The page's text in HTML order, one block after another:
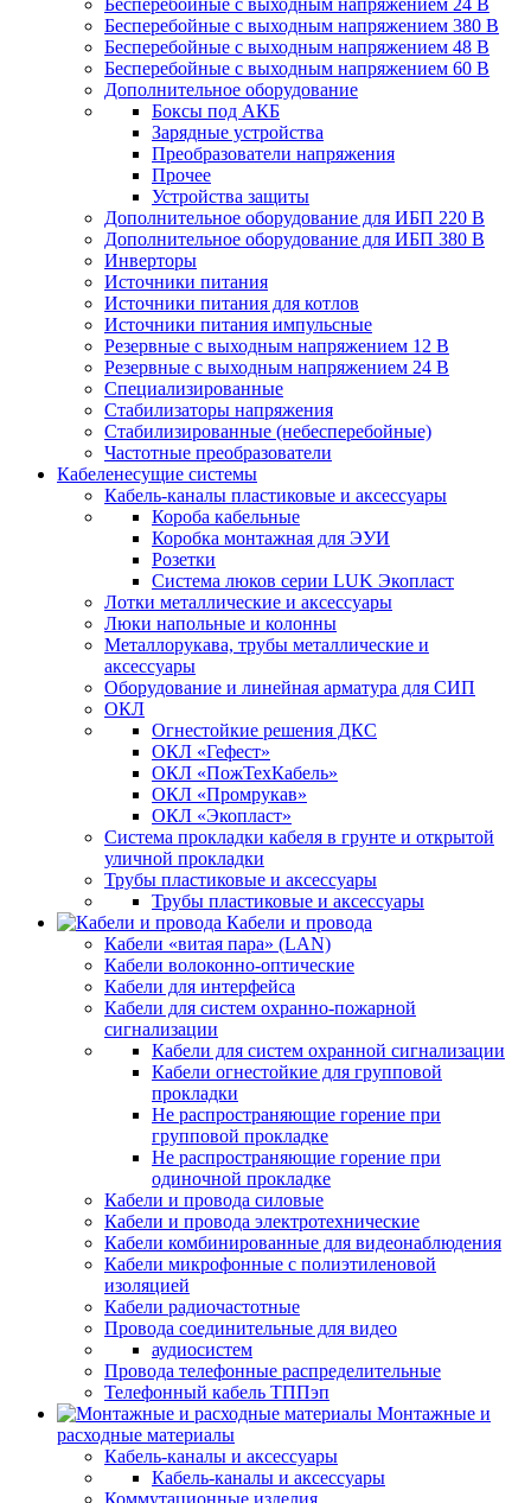
Бесперебойные с выходным напряжением 24 В
Бесперебойные с выходным напряжением 380 В
Бесперебойные с выходным напряжением 48 В
Бесперебойные с выходным напряжением 60 В
Дополнительное оборудование
Боксы под АКБ
Зарядные устройства
Преобразователи напряжения
Прочее
Устройства защиты
Дополнительное оборудование для ИБП 220 В
Дополнительное оборудование для ИБП 380 В
Инверторы
Источники питания
Источники питания для котлов
Источники питания импульсные
Резервные с выходным напряжением 12 В
Резервные с выходным напряжением 24 В
Специализированные
Стабилизаторы напряжения
Стабилизированные (небесперебойные)
Частотные преобразователи
Кабеленесущие системы
Кабель-каналы пластиковые и аксессуары
Короба кабельные
Коробка монтажная для ЭУИ
Розетки
Система люков серии LUK Экопласт
Лотки металлические и аксессуары
Люки напольные и колонны
Металлорукава, трубы металлические и
аксессуары
Оборудование и линейная арматура для СИП
ОКЛ
Огнестойкие решения ДКС
ОКЛ «Гефест»
ОКЛ «ПожТехКабель»
ОКЛ «Промрукав»
ОКЛ «Экопласт»
Система прокладки кабеля в грунте и открытой
уличной прокладки
Трубы пластиковые и аксессуары
Трубы пластиковые и аксессуары
Кабели и провода
Кабели «витая пара» (LAN)
Кабели волоконно-оптические
Кабели для интерфейса
Кабели для систем охранно-пожарной
сигнализации
Кабели для систем охранной сигнализации
Кабели огнестойкие для групповой
прокладки
Не распространяющие горение при
групповой прокладке
Не распространяющие горение при
одиночной прокладке
Кабели и провода силовые
Кабели и провода электротехнические
Кабели комбинированные для видеонаблюдения
Кабели микрофонные с полиэтиленовой
изоляцией
Кабели радиочастотные
Провода соединительные для видео
аудиосистем
Провода телефонные распределительные
Телефонный кабель ТППэп
Монтажные и
расходные материалы
Кабель-каналы и аксессуары
Кабель-каналы и аксессуары
Коммутационные изделия